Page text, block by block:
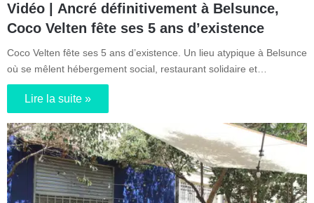
Vidéo | Ancré définitivement à Belsunce,
Coco Velten fête ses 5 ans d’existence
Coco Velten fête ses 5 ans d’existence. Un lieu atypique à Belsunce
où se mêlent hébergement social, restaurant solidaire et…
Lire la suite »